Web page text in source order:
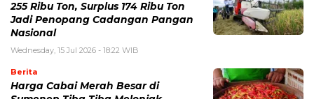
255 Ribu Ton, Surplus 174 Ribu Ton
Jadi Penopang Cadangan Pangan
Nasional
Wednesday, 15 Jul 2026 - 18:22 WIB
Berita
Harga Cabai Merah Besar di